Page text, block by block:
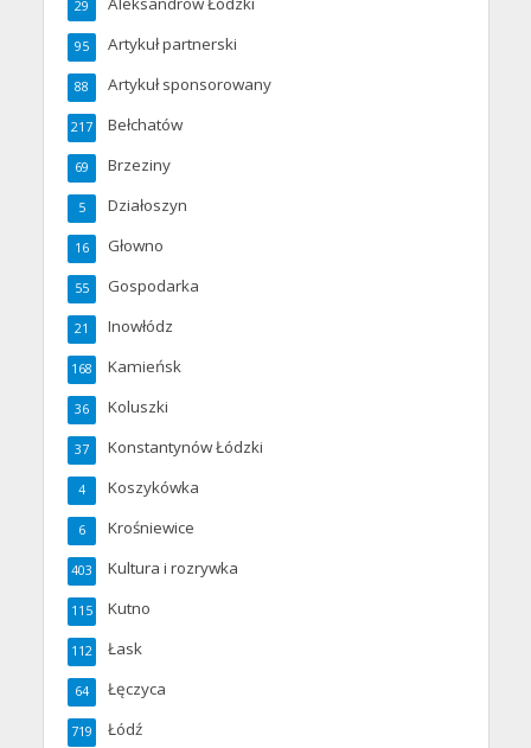
29
Artykuł partnerski
95
Artykuł sponsorowany
88
Bełchatów
217
Brzeziny
69
Działoszyn
5
Głowno
16
Gospodarka
55
Inowłódz
21
Kamieńsk
168
Koluszki
36
Konstantynów Łódzki
37
Koszykówka
4
Krośniewice
6
Kultura i rozrywka
403
Kutno
115
Łask
112
Łęczyca
64
Łódź
719